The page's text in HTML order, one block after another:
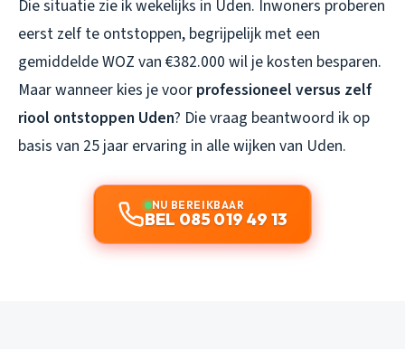
Die situatie zie ik wekelijks in Uden. Inwoners proberen
eerst zelf te ontstoppen, begrijpelijk met een
gemiddelde WOZ van €382.000 wil je kosten besparen.
Maar wanneer kies je voor professioneel versus zelf
riool ontstoppen Uden? Die vraag beantwoord ik op
basis van 25 jaar ervaring in alle wijken van Uden.
NU BEREIKBAAR
BEL 085 019 49 13